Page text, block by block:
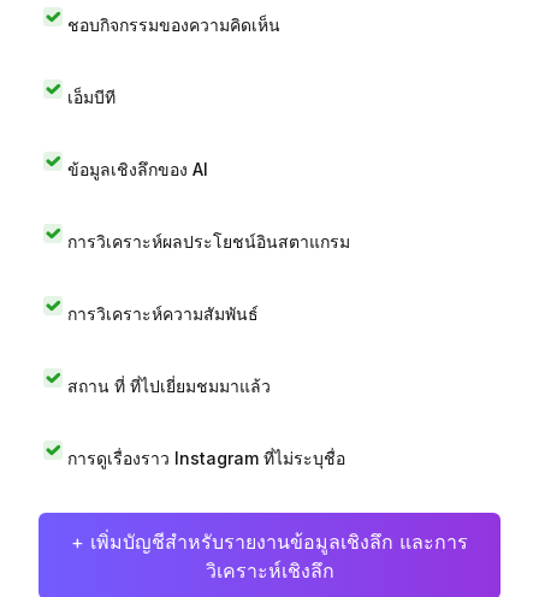
ชอบกิจกรรมของความคิดเห็น
เอ็มบีที
ข้อมูลเชิงลึกของ AI
การวิเคราะห์ผลประโยชน์อินสตาแกรม
การวิเคราะห์ความสัมพันธ์
สถาน ที่ ที่ไปเยี่ยมชมมาแล้ว
การดูเรื่องราว Instagram ที่ไม่ระบุชื่อ
+ เพิ่มบัญชีสำหรับรายงานข้อมูลเชิงลึก และการ
วิเคราะห์เชิงลึก